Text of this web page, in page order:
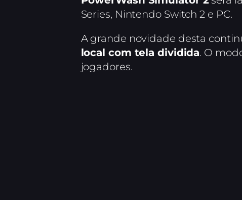
Series, Nintendo Switch 2 e PC.
A grande novidade desta
local com tela dividida. O
jogadores.